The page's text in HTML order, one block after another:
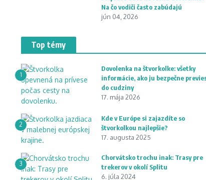
Na čo vodiči často zabúdajú
jún 04, 2026
Top témy
1
Dovolenka na štvorkolke: všetky
informácie, ako ju bezpečne
do cudziny
17. mája 2026
2
Kde v Európe si zajazdíte so
štvorkolkou najlepšie?
17. augusta 2025
3
Chorvátsko trochu inak: Trasy pre
trekerov v okolí Splitu
6. júla 2024